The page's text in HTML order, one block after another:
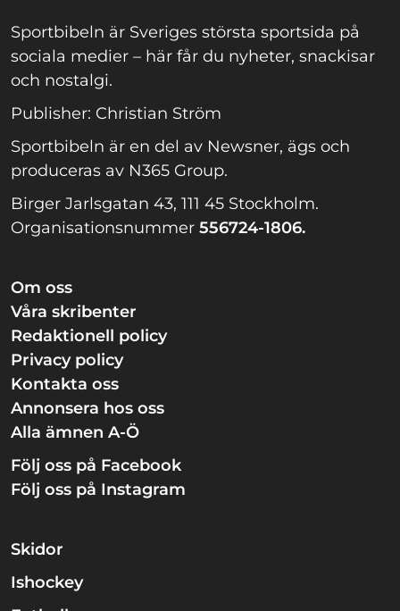
Sportbibeln är Sveriges största sportsida på
sociala medier – här får du nyheter, snackisar
och nostalgi.
Publisher: Christian Ström
Sportbibeln är en del av Newsner, ägs och
produceras av N365 Group.
Birger Jarlsgatan 43, 111 45 Stockholm.
Organisationsnummer 556724-1806.
Om oss
Våra skribenter
Redaktionell policy
Privacy policy
Kontakta oss
Annonsera hos oss
Alla ämnen A-Ö
Följ oss på Facebook
Följ oss på Instagram
Skidor
Ishockey